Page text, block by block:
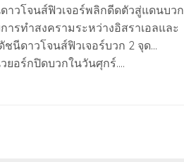
าวโจนส์ฟิวเจอร์พลิกดีดตัวสู่แดนบวก
รทำสงครามระหว่างอิสราเอลและ
ชนีดาวโจนส์ฟิวเจอร์บวก 2 จุด…
ยอร์กปิดบวกในวันศุกร์….